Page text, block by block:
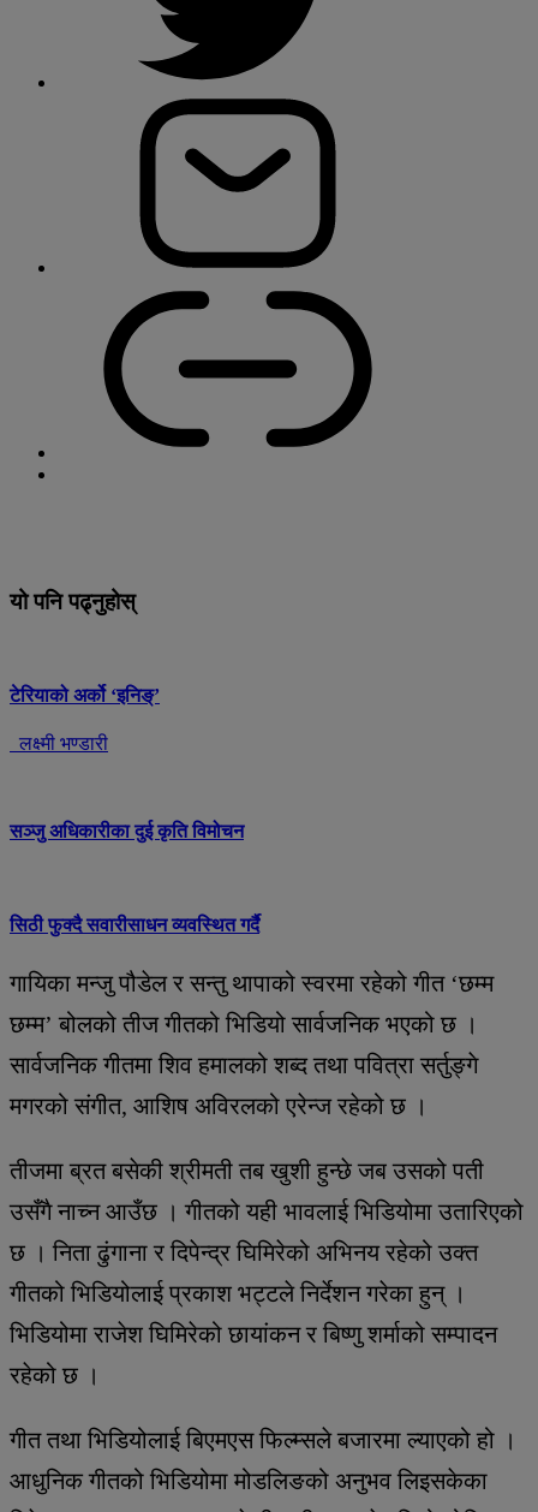
यो पनि पढ्नुहोस्
टेरियाको अर्को ‘इनिङ्’
लक्ष्मी भण्डारी
सञ्जु अधिकारीका दुई कृति विमोचन
सिठी फुक्दै सवारीसाधन व्यवस्थित गर्दै
गायिका मन्जु पौडेल र सन्तु थापाको स्वरमा रहेको गीत ‘छम्म
छम्म’ बोलको तीज गीतको भिडियो सार्वजनिक भएको छ ।
सार्वजनिक गीतमा शिव हमालको शब्द तथा पवित्रा सर्तुङ्गे
मगरको संगीत, आशिष अविरलको एरेन्ज रहेको छ ।
तीजमा ब्रत बसेकी श्रीमती तब खुशी हुन्छे जब उसको पती
उसँगै नाच्न आउँछ । गीतको यही भावलाई भिडियोमा उतारिएको
छ । निता ढुंगाना र दिपेन्द्र घिमिरेको अभिनय रहेको उक्त
गीतको भिडियोलाई प्रकाश भट्टले निर्देशन गरेका हुन् ।
भिडियोमा राजेश घिमिरेको छायांकन र बिष्णु शर्माको सम्पादन
रहेको छ ।
गीत तथा भिडियोलाई बिएमएस फिल्म्सले बजारमा ल्याएको हो ।
आधुनिक गीतको भिडियोमा मोडलिङको अनुभव लिइसकेका